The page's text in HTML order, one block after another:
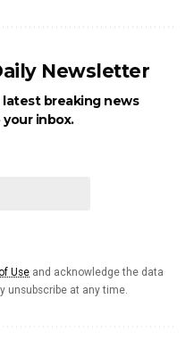
Newsletter
breaking news
inbox.
Use and acknowledge the data
unsubscribe at any time.